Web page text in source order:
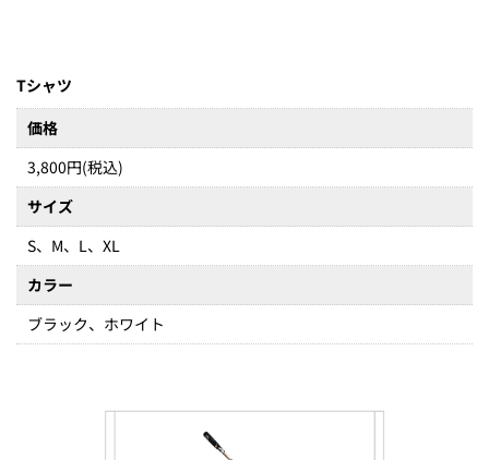
Tシャツ
価格
3,800円(税込)
サイズ
S、M、L、XL
カラー
ブラック、ホワイト